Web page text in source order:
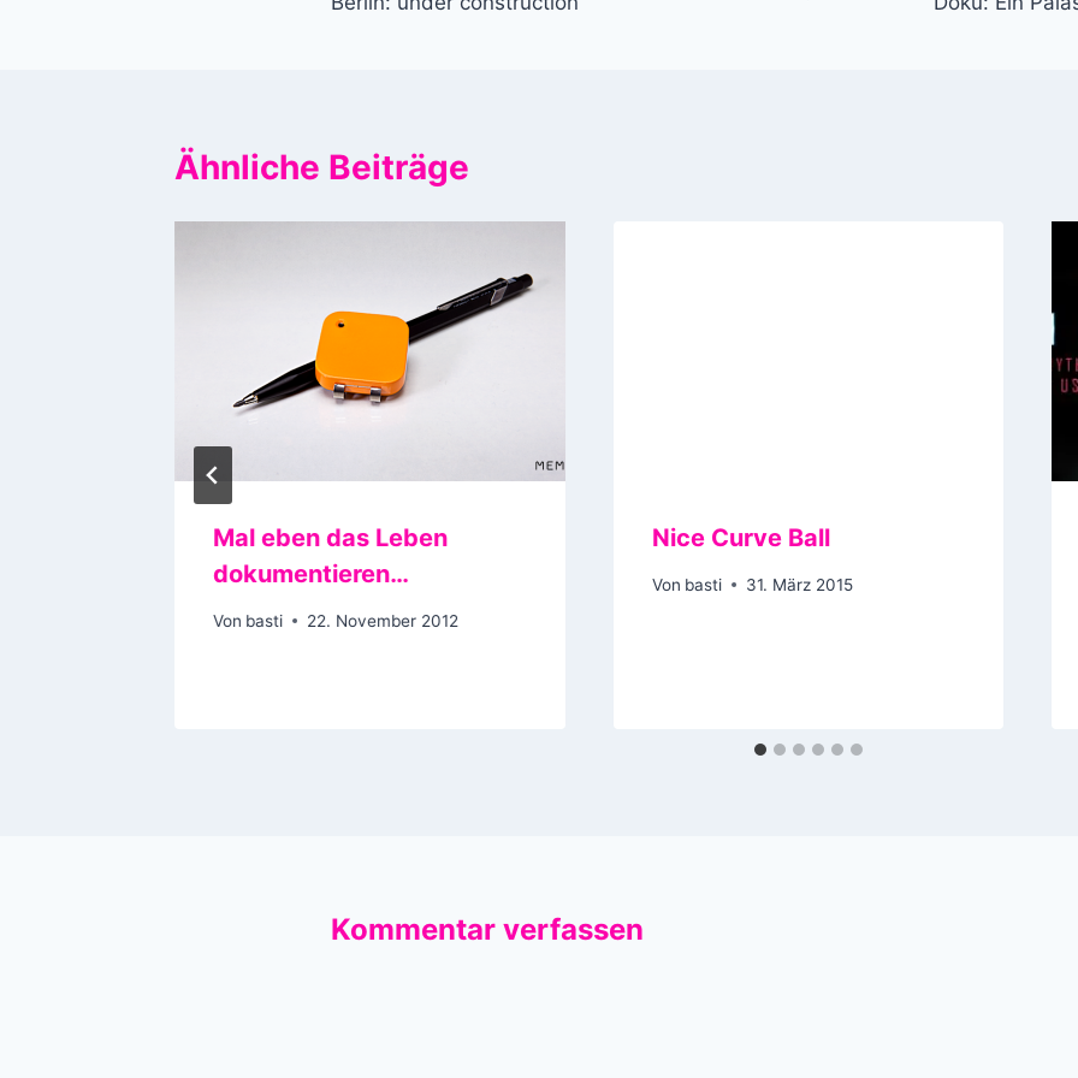
Ähnliche Beiträge
Mal eben das Leben
dokumentieren…
Von basti 22. November 2012
Nice Curve Ball
Von basti 31. März 2015
Kommentar verfassen